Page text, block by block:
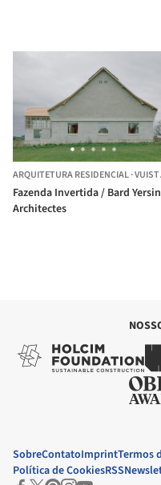
ARQUITETURA RESIDENCIAL·VUISTERNENS-DEVANT-ROMONT,
Fazenda Invertida / Bard Yersin
Architectes